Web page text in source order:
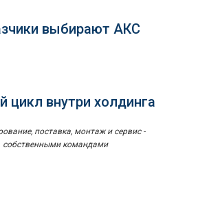
выбирают АКС
цикл внутри холдинга
поставка, монтаж и сервис -
собственными командами